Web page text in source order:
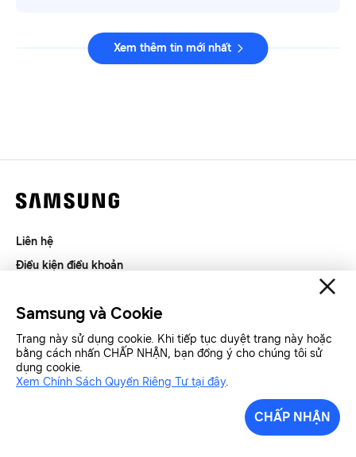
Xem thêm tin mới nhất
Liên hệ
Điều kiện điều khoản
SAMSUNG.COM
Copyright© SAMSUNG All Rights Reserved.
Samsung Xin chào
Samsung và Cookie
Trang này sử dụng cookie. Khi tiếp tục duyệt trang này hoặc
bằng cách nhấn CHẤP NHẬN, bạn đồng ý cho chúng tôi sử
dụng cookie.
Xem Chính Sách Quyền Riêng Tư tại đây.
CHẤP NHẬN